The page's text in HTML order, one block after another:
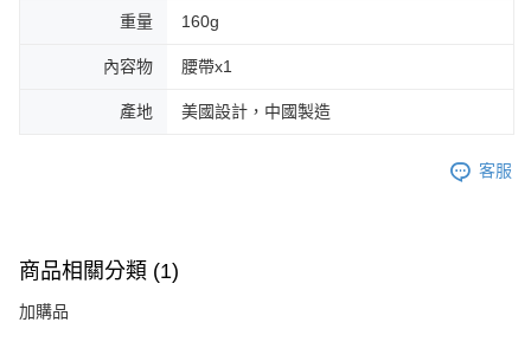
重量 160g
內容物 腰帶x1
產地 美國設計，中國製造
客服
商品相關分類 (1)
加購品